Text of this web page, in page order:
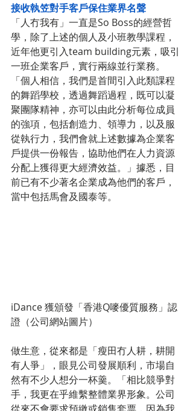
接收執笠對手客戶保住業界名聲
「人冇我有」一直是So Boss的經營哲
學，除了上述的個人及小班教學課程，
近年他更引入team building元素，吸引
一班企業客戶，實行兩線並行業務。
「個人相信，我們是首間引入此類課程
的舞蹈學校，透過舞蹈過程，既可以凝
聚團隊精神，亦可以由此分析每位成員
的強項，包括創造力、領導力，以及服
從執行力，我們會就上述數據為企業客
戶提供一份報告，協助他們在人力資源
分配上獲得更大經濟效益。」據悉，目
前已有不少著名企業成為他們的客戶，
當中包括馬會及國泰等。
iDance 獲頒發「香港Q嘜優質服務」認
證（公司網站圖片）
做生意，從來都是「瘦田冇人耕，耕開
有人爭」，眼見公司發展順利，市場自
然有不少人想分一杯羹。「相比競爭對
手，我更在乎維繫整體業界形象。公司